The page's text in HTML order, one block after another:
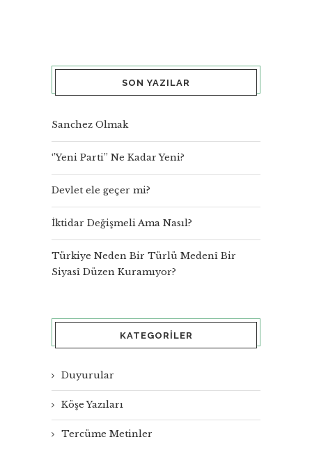
SON YAZILAR
Sanchez Olmak
‘’Yeni Parti’’ Ne Kadar Yeni?
Devlet ele geçer mi?
İktidar Değişmeli Ama Nasıl?
Türkiye Neden Bir Türlü Medenî Bir
Siyasî Düzen Kuramıyor?
KATEGORILER
Duyurular
Köşe Yazıları
Tercüme Metinler